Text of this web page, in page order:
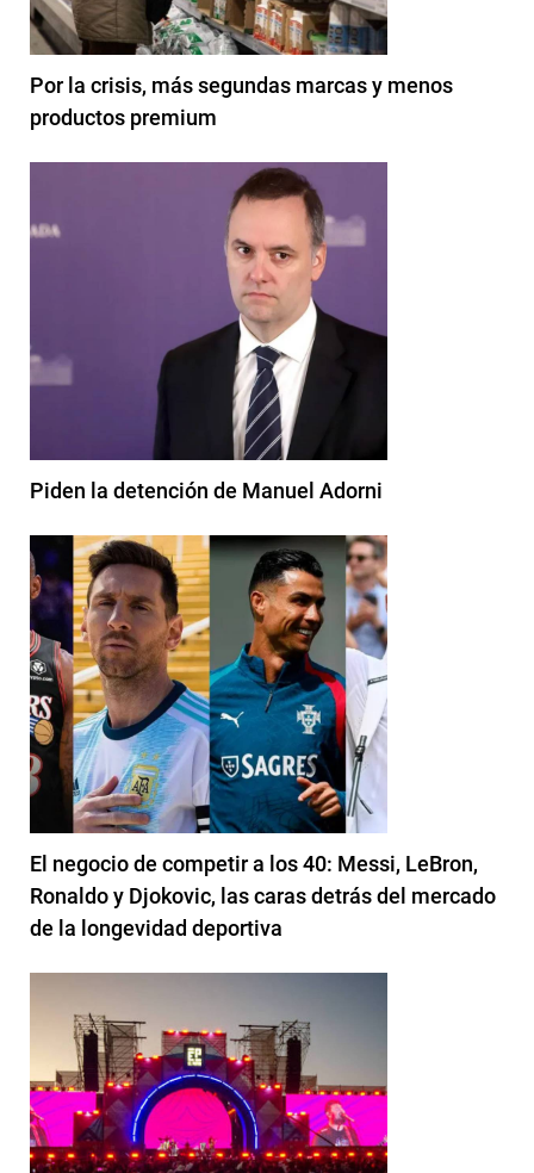
Por la crisis, más segundas marcas y menos
productos premium
Piden la detención de Manuel Adorni
El negocio de competir a los 40: Messi, LeBron,
Ronaldo y Djokovic, las caras detrás del mercado
de la longevidad deportiva